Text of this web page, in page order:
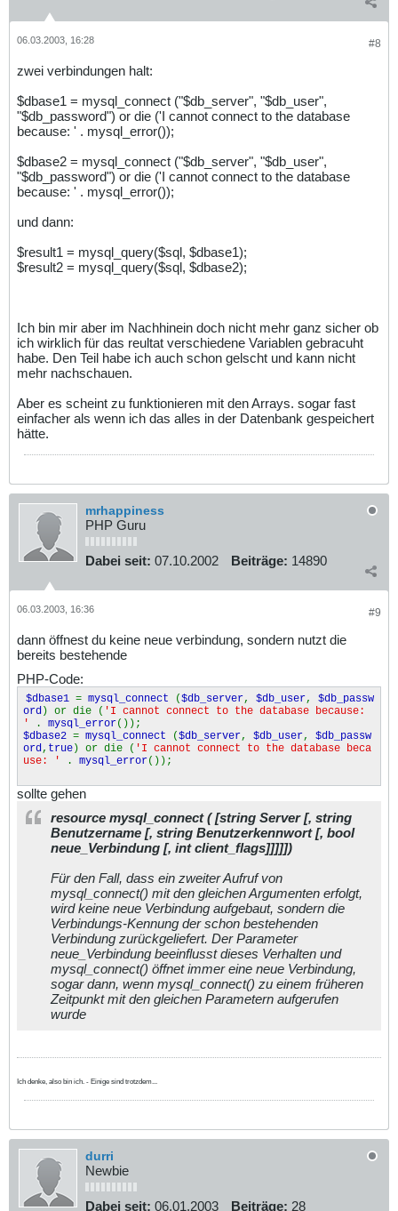
#8
06.03.2003, 16:28
zwei verbindungen halt:
$dbase1 = mysql_connect ("$db_server", "$db_user",
"$db_password") or die ('I cannot connect to the database
because: ' . mysql_error());
$dbase2 = mysql_connect ("$db_server", "$db_user",
"$db_password") or die ('I cannot connect to the database
because: ' . mysql_error());
und dann:
$result1 = mysql_query($sql, $dbase1);
$result2 = mysql_query($sql, $dbase2);
Ich bin mir aber im Nachhinein doch nicht mehr ganz sicher ob
ich wirklich für das reultat verschiedene Variablen gebracuht
habe. Den Teil habe ich auch schon gelscht und kann nicht
mehr nachschauen.
Aber es scheint zu funktionieren mit den Arrays. sogar fast
einfacher als wenn ich das alles in der Datenbank gespeichert
hätte.
mrhappiness
PHP Guru
Dabei seit: 07.10.2002 Beiträge: 14890
#9
06.03.2003, 16:36
dann öffnest du keine neue verbindung, sondern nutzt die
bereits bestehende
PHP-Code:
$dbase1 = mysql_connect ($db_server, $db_user, $db_passw
ord ) or die ( 'I cannot connect to the database because:
'
. mysql_error());
$dbase2 = mysql_connect ($db_server, $db_user, $db_passw
ord, true ) or die ( 'I cannot connect to the database beca
use: '
. mysql_error());
sollte gehen
resource mysql_connect ( [string Server [, string
Benutzername [, string Benutzerkennwort [, bool
neue_Verbindung [, int client_flags]]]]])
Für den Fall, dass ein zweiter Aufruf von
mysql_connect() mit den gleichen Argumenten erfolgt,
wird keine neue Verbindung aufgebaut, sondern die
Verbindungs-Kennung der schon bestehenden
Verbindung zurückgeliefert. Der Parameter
neue_Verbindung beeinflusst dieses Verhalten und
mysql_connect() öffnet immer eine neue Verbindung,
sogar dann, wenn mysql_connect() zu einem früheren
Zeitpunkt mit den gleichen Parametern aufgerufen
wurde
Ich denke, also bin ich. - Einige sind trotzdem...
durri
Newbie
Dabei seit: 06.01.2003 Beiträge: 28